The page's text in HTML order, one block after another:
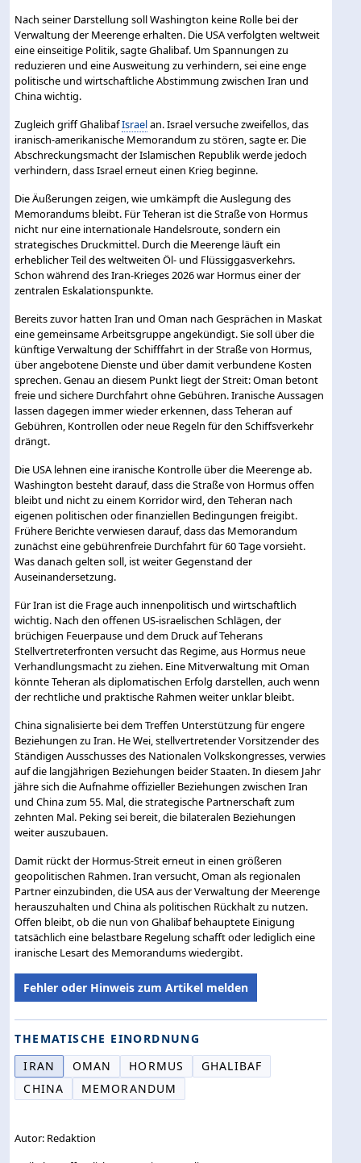
Nach seiner Darstellung soll Washington keine Rolle bei der
Verwaltung der Meerenge erhalten. Die USA verfolgten weltweit
eine einseitige Politik, sagte Ghalibaf. Um Spannungen zu
reduzieren und eine Ausweitung zu verhindern, sei eine enge
politische und wirtschaftliche Abstimmung zwischen Iran und
China wichtig.
Zugleich griff GhalibafIsraelan. Israel versuche zweifellos, das
iranisch-amerikanische Memorandum zu stören, sagte er. Die
Abschreckungsmacht der Islamischen Republik werde jedoch
verhindern, dass Israel erneut einen Krieg beginne.
Die Äußerungen zeigen, wie umkämpft die Auslegung des
Memorandums bleibt. Für Teheran ist die Straße von Hormus
nicht nur eine internationale Handelsroute, sondern ein
strategisches Druckmittel. Durch die Meerenge läuft ein
erheblicher Teil des weltweiten Öl- und Flüssiggasverkehrs.
Schon während des Iran-Krieges 2026 war Hormus einer der
zentralen Eskalationspunkte.
Bereits zuvor hatten Iran und Oman nach Gesprächen in Maskat
eine gemeinsame Arbeitsgruppe angekündigt. Sie soll über die
künftige Verwaltung der Schifffahrt in der Straße von Hormus,
über angebotene Dienste und über damit verbundene Kosten
sprechen. Genau an diesem Punkt liegt der Streit: Oman betont
freie und sichere Durchfahrt ohne Gebühren. Iranische Aussagen
lassen dagegen immer wieder erkennen, dass Teheran auf
Gebühren, Kontrollen oder neue Regeln für den Schiffsverkehr
drängt.
Die USA lehnen eine iranische Kontrolle über die Meerenge ab.
Washington besteht darauf, dass die Straße von Hormus offen
bleibt und nicht zu einem Korridor wird, den Teheran nach
eigenen politischen oder finanziellen Bedingungen freigibt.
Frühere Berichte verwiesen darauf, dass das Memorandum
zunächst eine gebührenfreie Durchfahrt für 60 Tage vorsieht.
Was danach gelten soll, ist weiter Gegenstand der
Auseinandersetzung.
Für Iran ist die Frage auch innenpolitisch und wirtschaftlich
wichtig. Nach den offenen US-israelischen Schlägen, der
brüchigen Feuerpause und dem Druck auf Teherans
Stellvertreterfronten versucht das Regime, aus Hormus neue
Verhandlungsmacht zu ziehen. Eine Mitverwaltung mit Oman
könnte Teheran als diplomatischen Erfolg darstellen, auch wenn
der rechtliche und praktische Rahmen weiter unklar bleibt.
China signalisierte bei dem Treffen Unterstützung für engere
Beziehungen zu Iran. He Wei, stellvertretender Vorsitzender des
Ständigen Ausschusses des Nationalen Volkskongresses, verwies
auf die langjährigen Beziehungen beider Staaten. In diesem Jahr
jähre sich die Aufnahme offizieller Beziehungen zwischen Iran
und China zum 55. Mal, die strategische Partnerschaft zum
zehnten Mal. Peking sei bereit, die bilateralen Beziehungen
weiter auszubauen.
Damit rückt der Hormus-Streit erneut in einen größeren
geopolitischen Rahmen. Iran versucht, Oman als regionalen
Partner einzubinden, die USA aus der Verwaltung der Meerenge
herauszuhalten und China als politischen Rückhalt zu nutzen.
Offen bleibt, ob die nun von Ghalibaf behauptete Einigung
tatsächlich eine belastbare Regelung schafft oder lediglich eine
iranische Lesart des Memorandums wiedergibt.
Fehler oder Hinweis zum Artikel melden
THEMATISCHE EINORDNUNG
IRAN
OMAN HORMUS
GHALIBAF
CHINA
MEMORANDUM
Autor: Redaktion